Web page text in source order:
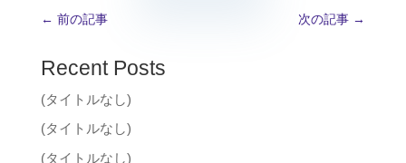
← 前の記事 次の記事 →
Recent Posts
(タイトルなし)
(タイトルなし)
(タイトルなし)